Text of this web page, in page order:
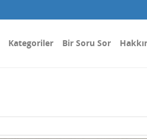
Kategoriler Bir Soru Sor